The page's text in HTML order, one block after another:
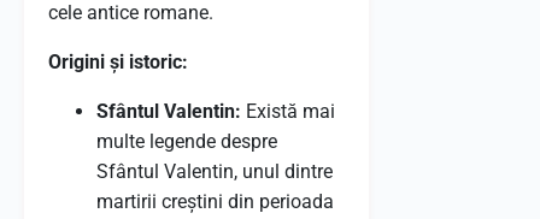
cele antice romane.
Origini și istoric:
Sfântul Valentin: Există mai
multe legende despre
Sfântul Valentin, unul dintre
martirii creștini din perioada